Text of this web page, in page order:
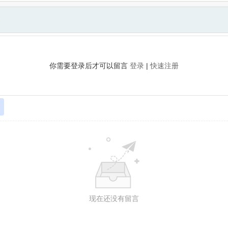
你需要登录后才可以留言 登录 |快速注册
现在还没有留言